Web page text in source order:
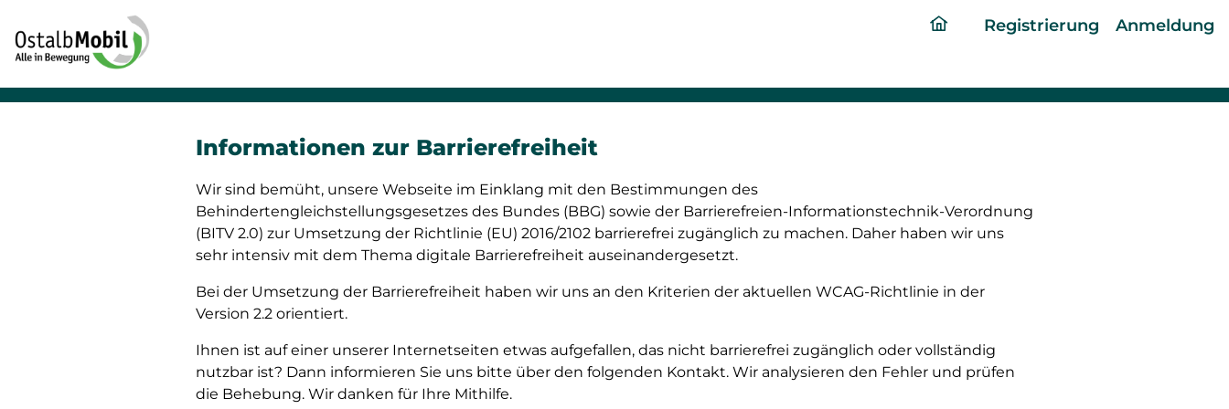
dingRegistrierung Anmeldung
Informationen zur Barrierefreiheit
Wir sind bemüht, unsere Webseite im Einklang mit den Bestimmungen des
Behindertengleichstellungsgesetzes des Bundes (BBG) sowie der Barrierefreien-Informationstechnik-Verordnung
(BITV 2.0) zur Umsetzung der Richtlinie (EU) 2016/2102 barrierefrei zugänglich zu machen. Daher haben wir uns
sehr intensiv mit dem Thema digitale Barrierefreiheit auseinandergesetzt.
Bei der Umsetzung der Barrierefreiheit haben wir uns an den Kriterien der aktuellen WCAG-Richtlinie in der
Version 2.2 orientiert.
Ihnen ist auf einer unserer Internetseiten etwas aufgefallen, das nicht barrierefrei zugänglich oder vollständig
nutzbar ist? Dann informieren Sie uns bitte über den folgenden Kontakt. Wir analysieren den Fehler und prüfen
die Behebung. Wir danken für Ihre Mithilfe.